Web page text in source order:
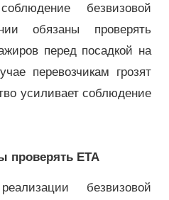
безвизовой
обязаны проверять
перед посадкой на
перевозчикам грозят
усиливает соблюдение
проверять ETA
безвизовой